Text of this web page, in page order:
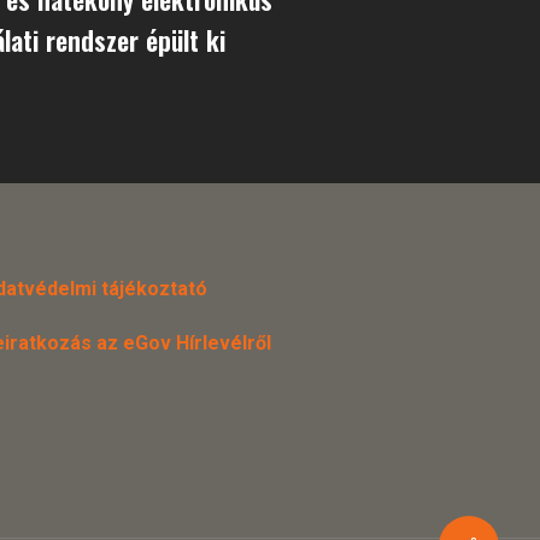
rendszer épült ki
tájékoztató
az eGov Hírlevélről